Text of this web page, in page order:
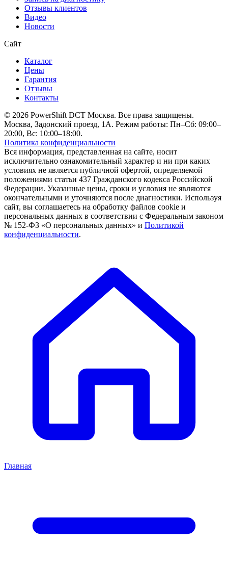
Отзывы клиентов
Видео
Новости
Сайт
Каталог
Цены
Гарантия
Отзывы
Контакты
© 2026 PowerShift DCT Москва. Все права защищены.
Москва, Задонский проезд, 1А. Режим работы: Пн–Сб: 09:00–
20:00, Вс: 10:00–18:00.
Политика конфиденциальности
Вся информация, представленная на сайте, носит
исключительно ознакомительный характер и ни при каких
условиях не является публичной офертой, определяемой
положениями статьи 437 Гражданского кодекса Российской
Федерации. Указанные цены, сроки и условия не являются
окончательными и уточняются после диагностики. Используя
сайт, вы соглашаетесь на обработку файлов cookie и
персональных данных в соответствии с Федеральным законом
№ 152-ФЗ «О персональных данных» и Политикой
конфиденциальности.
Главная